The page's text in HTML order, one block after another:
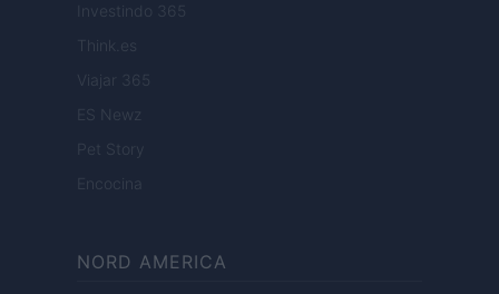
Investindo 365
Think.es
Viajar 365
ES Newz
Pet Story
Encocina
NORD AMERICA